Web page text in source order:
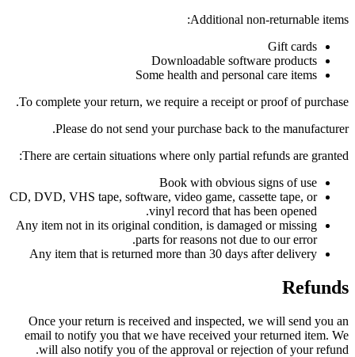
Additional non-returnable items:
Gift cards
Downloadable software products
Some health and personal care items
To complete your return, we require a receipt or proof of purchase.
Please do not send your purchase back to the manufacturer.
There are certain situations where only partial refunds are granted:
Book with obvious signs of use
CD, DVD, VHS tape, software, video game, cassette tape, or
vinyl record that has been opened.
Any item not in its original condition, is damaged or missing
parts for reasons not due to our error.
Any item that is returned more than 30 days after delivery
Refunds
Once your return is received and inspected, we will send you an
email to notify you that we have received your returned item. We
will also notify you of the approval or rejection of your refund.